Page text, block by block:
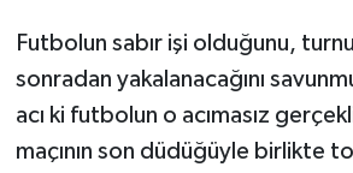
Futbolun sabır işi olduğunu,
sonradan yakalanacağını
acı ki futbolun o acımasız
maçının son düdüğüyle birlikte